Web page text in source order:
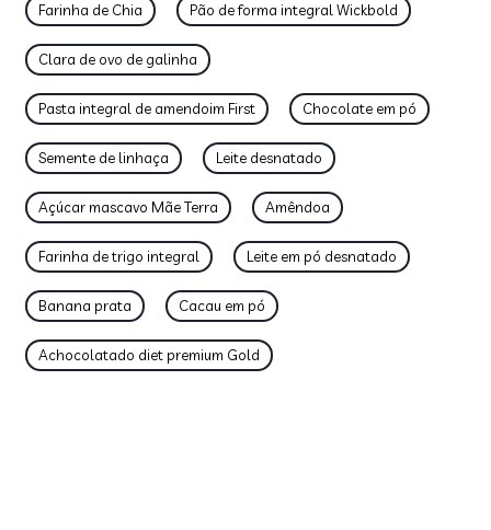
Farinha de Chia Pão de forma integral Wickbold
Clara de ovo de galinha
Pasta integral de amendoim First Chocolate em pó
Semente de linhaça Leite desnatado
Açúcar mascavo Mãe Terra Amêndoa
Farinha de trigo integral Leite em pó desnatado
Banana prata Cacau em pó
Achocolatado diet premium Gold